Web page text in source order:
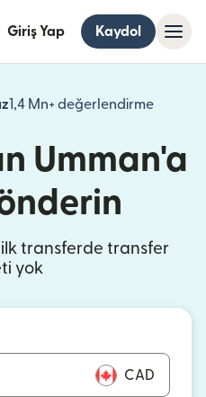
Giriş Yap Kaydol
1,4 Mn+ değerlendirme
Umman'a
ilk transferde transfer
yok
CAD